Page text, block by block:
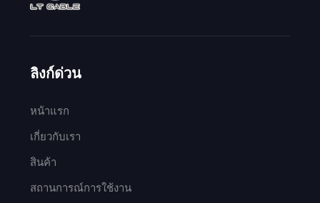
ลิงก์ด่วน
หน้าแรก
เกี่ยวกับเรา
สินค้า
สถานการณ์การใช้งาน